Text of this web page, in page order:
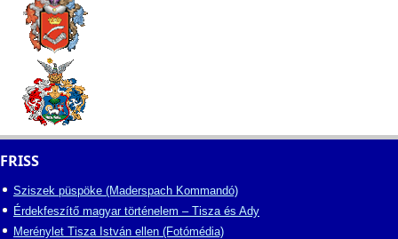
FRISS
Sziszek püspöke (Maderspach Kommandó)
Érdekfeszítő magyar történelem – Tisza és Ady
Merénylet Tisza István ellen (Fotómédia)